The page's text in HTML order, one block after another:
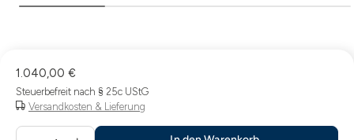
1.040,00 €
Steuerbefreit nach § 25c UStG
Versandkosten & Lieferung